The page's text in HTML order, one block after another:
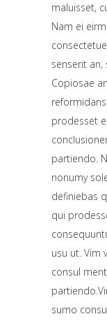
maluisset,
Nam ei
senserit
Copiosae
prodesset
partiendo.
nonumy
definiebas
qui
usu ut. Vim
consul
sumo